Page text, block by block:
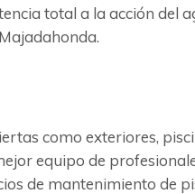
total a la acción del
como exteriores,
equipo de
de mantenimiento de